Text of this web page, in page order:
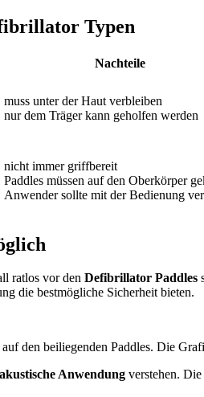
Typen
Nachteile
muss unter der Haut verbleiben
nur dem Träger kann geholfen werden
nicht immer griffbereit
Paddles müssen auf den Oberkörper
Anwender sollte mit der Bedienung
ratlos vor den Defibrillator Paddles
die bestmögliche Sicherheit bieten.
den beiliegenden Paddles. Die
akustische Anwendung verstehen.